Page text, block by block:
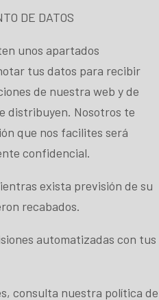
DE DATOS
unos apartados
tus datos para recibir
de nuestra web y de
distribuyen. Nosotros te
que nos facilites será
confidencial.
exista previsión de su
recabados.
automatizadas con tus
consulta nuestra política de